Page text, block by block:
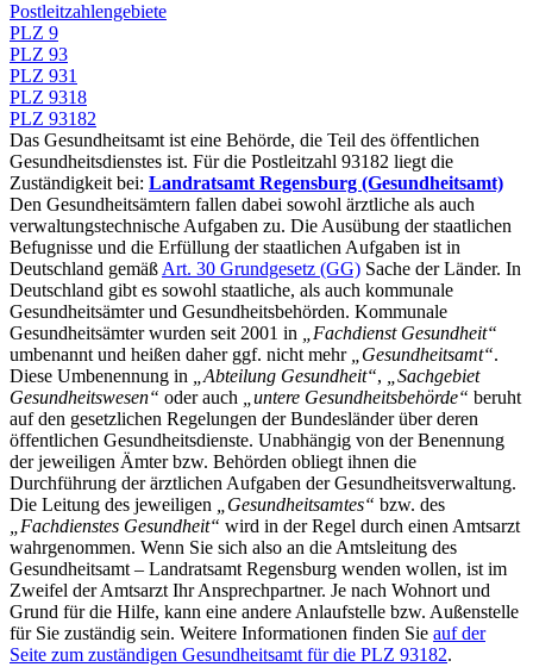
Postleitzahlengebiete
PLZ 9
PLZ 93
PLZ 931
PLZ 9318
PLZ 93182
Das Gesundheitsamt ist eine Behörde, die Teil des öffentlichen
Gesundheitsdienstes ist. Für die Postleitzahl 93182 liegt die
Zuständigkeit bei: Landratsamt Regensburg (Gesundheitsamt)
Den Gesundheitsämtern fallen dabei sowohl ärztliche als auch
verwaltungstechnische Aufgaben zu. Die Ausübung der staatlichen
Befugnisse und die Erfüllung der staatlichen Aufgaben ist in
Deutschland gemäß Art. 30 Grundgesetz (GG) Sache der Länder. In
Deutschland gibt es sowohl staatliche, als auch kommunale
Gesundheitsämter und Gesundheitsbehörden. Kommunale
Gesundheitsämter wurden seit 2001 in
„Fachdienst Gesundheit“
umbenannt und heißen daher ggf. nicht mehr
„Gesundheitsamt“.
Diese Umbenennung in
„Abteilung Gesundheit“,
„Sachgebiet
Gesundheitswesen“ oder auch „untere Gesundheitsbehörde“ beruht
auf den gesetzlichen Regelungen der Bundesländer über deren
öffentlichen Gesundheitsdienste. Unabhängig von der Benennung
der jeweiligen Ämter bzw. Behörden obliegt ihnen die
Durchführung der ärztlichen Aufgaben der Gesundheitsverwaltung.
Die Leitung des jeweiligen
„Gesundheitsamtes“ bzw. des
„Fachdienstes Gesundheit“ wird in der Regel durch einen Amtsarzt
wahrgenommen. Wenn Sie sich also an die Amtsleitung des
Gesundheitsamt – Landratsamt Regensburg wenden wollen, ist im
Zweifel der Amtsarzt Ihr Ansprechpartner. Je nach Wohnort und
Grund für die Hilfe, kann eine andere Anlaufstelle bzw. Außenstelle
für Sie zuständig sein. Weitere Informationen finden Sie auf der
Seite zum zuständigen Gesundheitsamt für die PLZ 93182.